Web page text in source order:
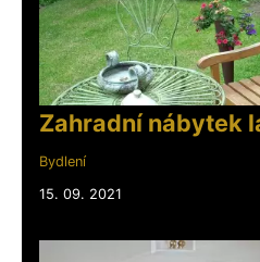
Zahradní nábytek
Bydlení
15. 09. 2021